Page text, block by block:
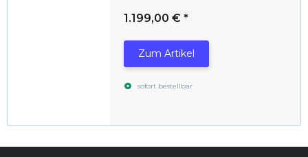
1.199,00 € *
Zum Artikel
sofort bestellbar